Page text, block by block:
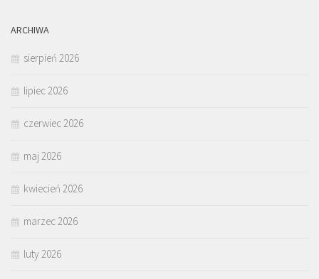
ARCHIWA
sierpień 2026
lipiec 2026
czerwiec 2026
maj 2026
kwiecień 2026
marzec 2026
luty 2026